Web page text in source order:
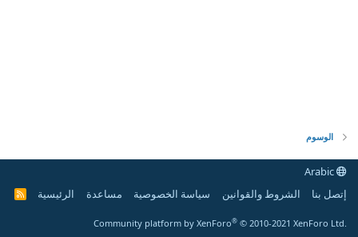
الوسوم
إتصل بنا
الشروط والقوانين سياسة الخصوصية مساعدة الرئيسية
R
Community platform by XenForo® © 2010-2021 XenForo Ltd.